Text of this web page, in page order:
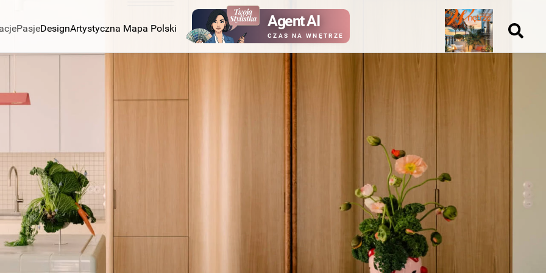
PasjeDesignArtystyczna Mapa Polski Agent AI
CZAS NA WNĘTRZE
Nowy
numer